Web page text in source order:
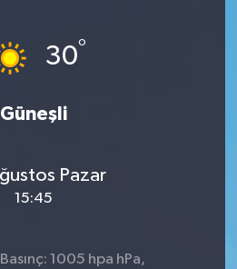
30°
Güneşli
Pazar
15:45
1005 hpa hPa,